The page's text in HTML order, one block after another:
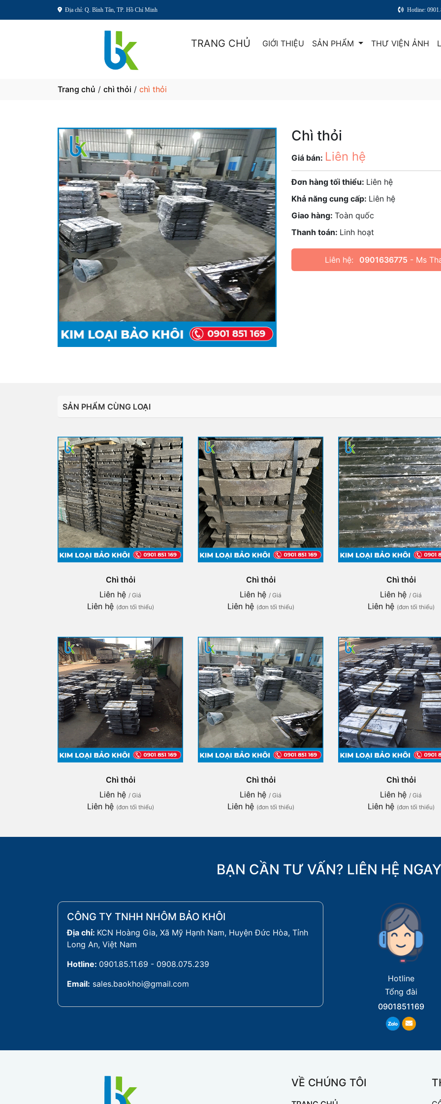
Địa chỉ: Q. Bình Tân, TP. Hồ Chí Minh Hotline:
TRANG CHỦ GIỚI THIỆU SẢN PHẨM THƯ VIỆN ẢNH
Trang chủ / chì thỏi / chì thỏi
Chì thỏi
Giá bán: Liên hệ
Đơn hàng tối thiểu: Liên hệ
Khả năng cung cấp: Liên hệ
Giao hàng: Toàn quốc
Thanh toán: Linh hoạt
Liên hệ: 0901636775- Ms
SẢN PHẨM CÙNG LOẠI
Chì thỏi
Liên hệ / Giá
Liên hệ (đơn tối thiểu)
Chì thỏi
Liên hệ / Giá
Liên hệ (đơn tối thiểu)
Chì thỏi
Liên hệ / Giá
Liên hệ (đơn tối thiểu)
Chì thỏi
Liên hệ / Giá
Liên hệ (đơn tối thiểu)
Chì thỏi
Liên hệ / Giá
Liên hệ (đơn tối thiểu)
Chì thỏi
Liên hệ / Giá
Liên hệ (đơn tối thiểu)
BẠN CẦN TƯ VẤN? LIÊN HỆ
CÔNG TY TNHH NHÔM BẢO KHÔI
Địa chỉ: KCN Hoàng Gia, Xã Mỹ Hạnh Nam, Huyện Đức Hòa, Tỉnh
Long An, Việt Nam
Hotline: 0901.85.11.69 - 0908.075.239
Email: sales.baokhoi@gmail.com
Hotline
Tổng đài
0901851169
VỀ CHÚNG TÔI